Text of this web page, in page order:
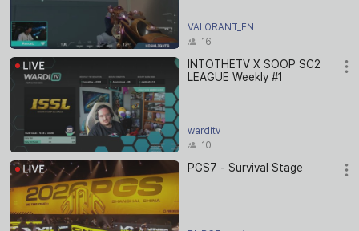
VALORANT_EN
16
INTOTHETV X SOOP SC2
LEAGUE Weekly #1
warditv
10
PGS7 - Survival Stage